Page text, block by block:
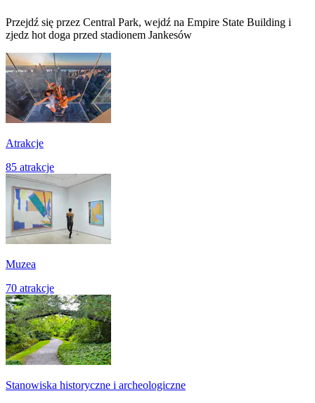
Przejdź się przez Central Park, wejdź na Empire State Building i
zjedz hot doga przed stadionem Jankesów
Atrakcje
85 atrakcje
Muzea
70 atrakcje
Stanowiska historyczne i archeologiczne